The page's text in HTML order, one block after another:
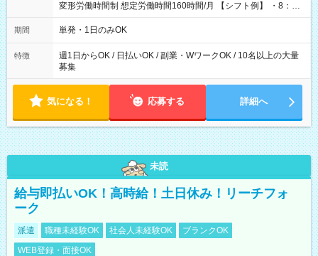
変形労働時間制 想定労働時間160時間/月 【シフト例】 ・8：00
～21：00
期間 単発・1日のみOK
特徴
週1日からOK / 日払いOK / 副業・WワークOK / 10名以上の大量
募集
気になる！ 応募する 詳細へ
未読
給与即払いOK！高時給！土日休み！リーチフォ
ーク
派遣 職種未経験OK 社会人未経験OK
ブランクOK
WEB登録・面接OK